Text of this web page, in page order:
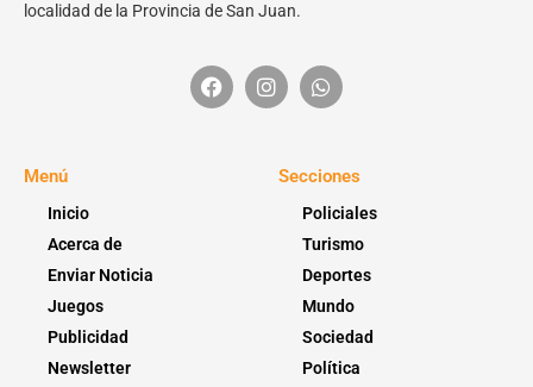
localidad de la Provincia de San Juan.
Menú
Inicio
Acerca de
Enviar Noticia
Juegos
Publicidad
Newsletter
Secciones
Policiales
Turismo
Deportes
Mundo
Sociedad
Política